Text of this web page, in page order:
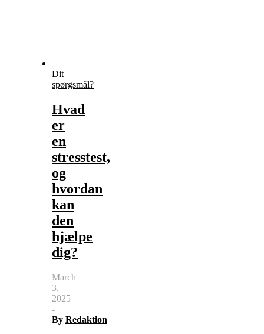
Dit
spørgsmål?
Hvad
er
en
stresstest,
og
hvordan
kan
den
hjælpe
dig?
March
3,
2025
-
By Redaktion